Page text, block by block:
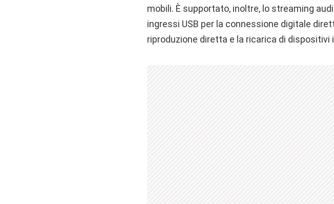
mobili. È supportato, inoltre, lo streaming
ingressi USB per la connessione digitale
riproduzione diretta e la ricarica di dispositivi